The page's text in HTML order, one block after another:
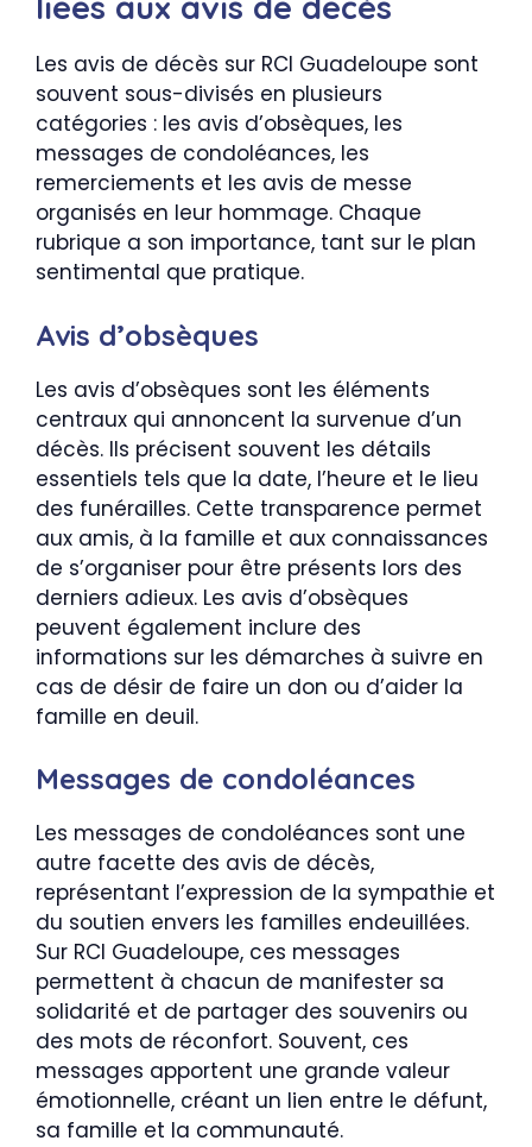
Les avis de décès sur RCI Guadeloupe sont
souvent sous-divisés en plusieurs
catégories : les avis d’obsèques, les
messages de condoléances, les
remerciements et les avis de messe
organisés en leur hommage. Chaque
rubrique a son importance, tant sur le plan
sentimental que pratique.
Avis d’obsèques
Les avis d’obsèques sont les éléments
centraux qui annoncent la survenue d’un
décès. Ils précisent souvent les détails
essentiels tels que la date, l’heure et le lieu
des funérailles. Cette transparence permet
aux amis, à la famille et aux connaissances
de s’organiser pour être présents lors des
derniers adieux. Les avis d’obsèques
peuvent également inclure des
informations sur les démarches à suivre en
cas de désir de faire un don ou d’aider la
famille en deuil.
Messages de condoléances
Les messages de condoléances sont une
autre facette des avis de décès,
représentant l’expression de la sympathie et
du soutien envers les familles endeuillées.
Sur RCI Guadeloupe, ces messages
permettent à chacun de manifester sa
solidarité et de partager des souvenirs ou
des mots de réconfort. Souvent, ces
messages apportent une grande valeur
émotionnelle, créant un lien entre le défunt,
sa famille et la communauté.